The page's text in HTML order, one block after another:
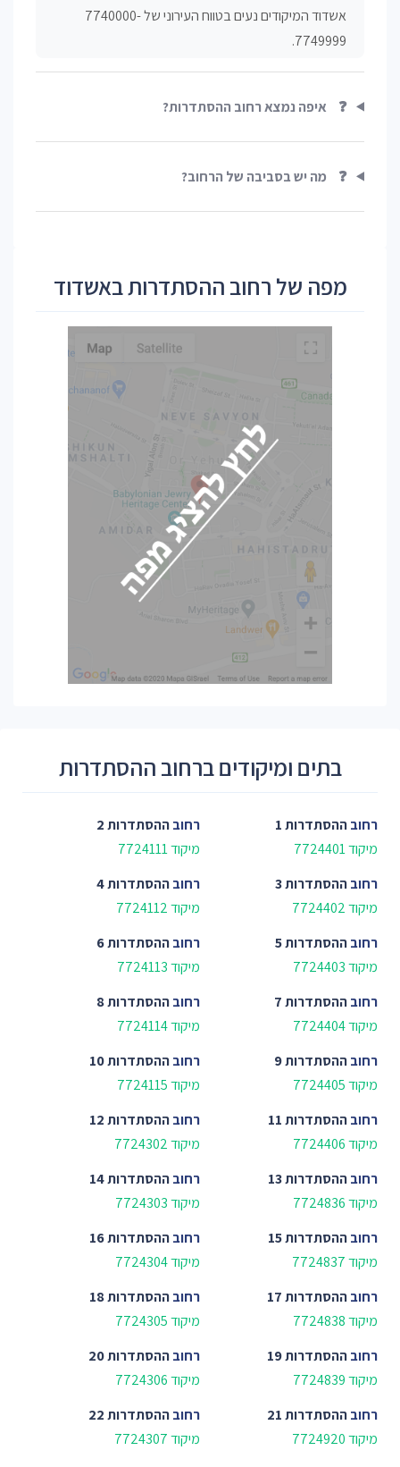
אשדוד המיקודים נעים בטווח העירוני של 7740000-
7749999.
❓ איפה נמצא רחוב ההסתדרות?
❓ מה יש בסביבה של הרחוב?
מפה של רחוב ההסתדרות באשדוד
בתים ומיקודים ברחוב ההסתדרות
רחובההסתדרות 1
מיקוד 7724401
רחובההסתדרות 2
מיקוד 7724111
רחובההסתדרות 3
מיקוד 7724402
רחובההסתדרות 4
מיקוד 7724112
רחובההסתדרות 5
מיקוד 7724403
רחובההסתדרות 6
מיקוד 7724113
רחובההסתדרות 7
מיקוד 7724404
רחובההסתדרות 8
מיקוד 7724114
רחובההסתדרות 9
מיקוד 7724405
רחובההסתדרות 10
מיקוד 7724115
רחובההסתדרות 11
מיקוד 7724406
רחובההסתדרות 12
מיקוד 7724302
רחובההסתדרות 13
מיקוד 7724836
רחובההסתדרות 14
מיקוד 7724303
רחובההסתדרות 15
מיקוד 7724837
רחובההסתדרות 16
מיקוד 7724304
רחובההסתדרות 17
מיקוד 7724838
רחובההסתדרות 18
מיקוד 7724305
רחובההסתדרות 19
מיקוד 7724839
רחובההסתדרות 20
מיקוד 7724306
רחובההסתדרות 21
מיקוד 7724920
רחובההסתדרות 22
מיקוד 7724307